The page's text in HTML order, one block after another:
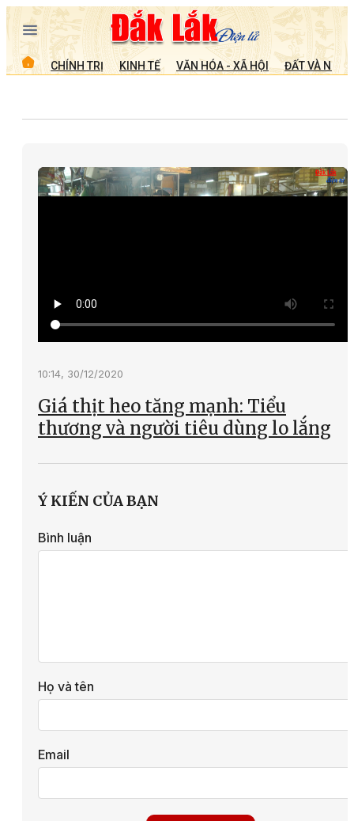
CHÍNH TRỊ KINH TẾ VĂN HÓA - XÃ HỘI ĐẤT VÀ
10:14, 30/12/2020
Giá thịt heo tăng mạnh: Tiểu
thương và người tiêu dùng lo lắng
Ý KIẾN CỦA BẠN
Bình luận
Họ và tên
Email